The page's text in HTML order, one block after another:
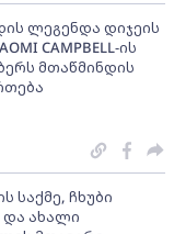
ლეგენდა დიჯეის
CAMPBELL-ის
მთაწმინდის
საქმე, ჩხუბი
ახალი